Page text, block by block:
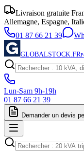
Livraison gratuite
Allemagne, Espagne,
01 87 66 21 39
GLOBALSTOCK.FR
Lun-Sam 9h-19h
01 87 66 21 39
Demander un devis